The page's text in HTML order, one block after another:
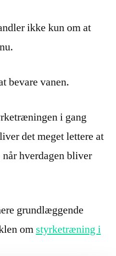
ikke kun om at
bevare vanen.
i gang
det meget lettere at
hverdagen bliver
grundlæggende
om styrketræning i